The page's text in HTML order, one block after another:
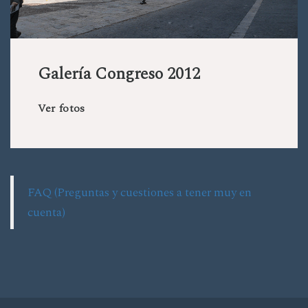
Galería Congreso 2012
Ver fotos
FAQ (Preguntas y cuestiones a tener muy en
cuenta)